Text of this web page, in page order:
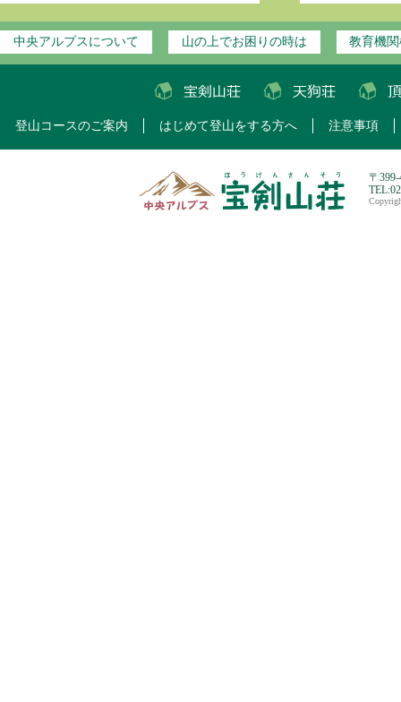
中央アルプスについて 山の上でお困りの時は 教育機
登山コースのご案内 はじめて登山をする方へ 注意事項
〒